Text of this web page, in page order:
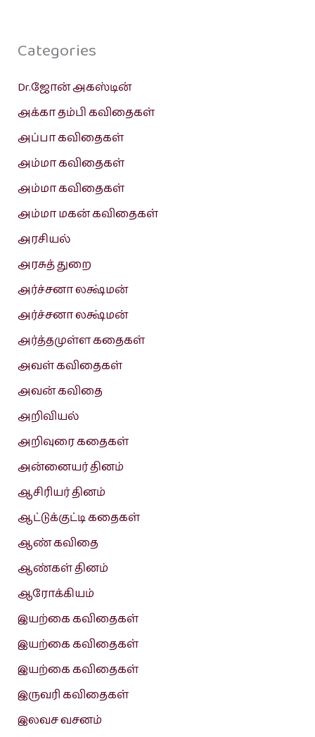
Categories
Dr.ஜோன் அகஸ்டின்
அக்கா தம்பி கவிதைகள்
அப்பா கவிதைகள்
அம்மா கவிதைகள்
அம்மா கவிதைகள்
அம்மா மகன் கவிதைகள்
அரசியல்
அரசுத் துறை
அர்ச்சனா லக்ஷ்மன்
அர்ச்சனா லக்ஷ்மன்
அர்த்தமுள்ள கதைகள்
அவள் கவிதைகள்
அவன் கவிதை
அறிவியல்
அறிவுரை கதைகள்
அன்னையர் தினம்
ஆசிரியர் தினம்
ஆட்டுக்குட்டி கதைகள்
ஆண் கவிதை
ஆண்கள் தினம்
ஆரோக்கியம்
இயற்கை கவிதைகள்
இயற்கை கவிதைகள்
இயற்கை கவிதைகள்
இருவரி கவிதைகள்
இலவச வசனம்